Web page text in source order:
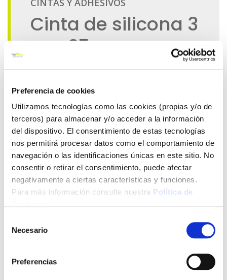
Preferencia de cookies
Utilizamos tecnologías como las cookies (propias y/o de
terceros) para almacenar y/o acceder a la información
del dispositivo. El consentimiento de estas tecnologías
nos permitirá procesar datos como el comportamiento de
navegación o las identificaciones únicas en este sitio. No
consentir o retirar el consentimiento, puede afectar
negativamente a ciertas características y funciones.
Para más información consulte nuestra Política de
Necesario
Preferencias